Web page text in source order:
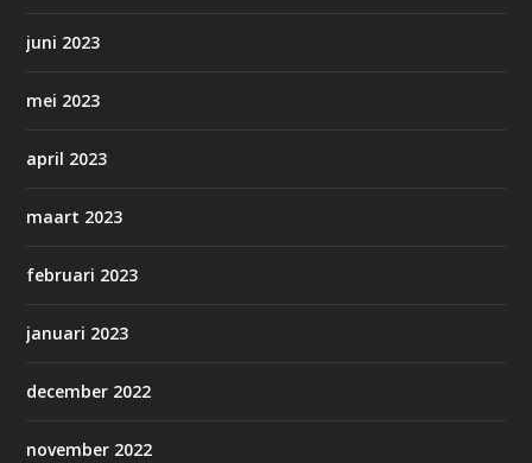
juni 2023
mei 2023
april 2023
maart 2023
februari 2023
januari 2023
december 2022
november 2022